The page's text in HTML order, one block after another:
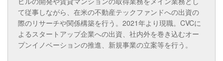
て従事しながら、在米の不動産テックファンドへの出資の
際のリサーチや関係構築を行う。2021年より現職。CVCに
よるスタートアップ企業への出資、社内外を巻き込むオー
プンイノベーションの推進、新規事業の立案等を行う。